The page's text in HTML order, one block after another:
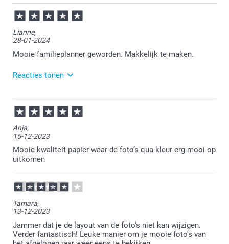
29-01-2025
14:30
Bedankt voor je review. Wat ontzettend fijn dat je nog
familieplanner. Heel veel plezier er van!
Lianne,
28-01-2024
Mooie familieplanner geworden. Makkelijk te maken.
Reacties tonen
29-01-2024
13:59
Bedankt voor je bericht.
Dat is heel fijn om te lezen.
Heel veel plezier ervan!
Anja,
15-12-2023
Mooie kwaliteit papier waar de foto’s qua kleur erg mooi op
uitkomen
Tamara,
13-12-2023
Jammer dat je de layout van de foto's niet kan wijzigen.
Verder fantastisch! Leuke manier om je mooie foto's van